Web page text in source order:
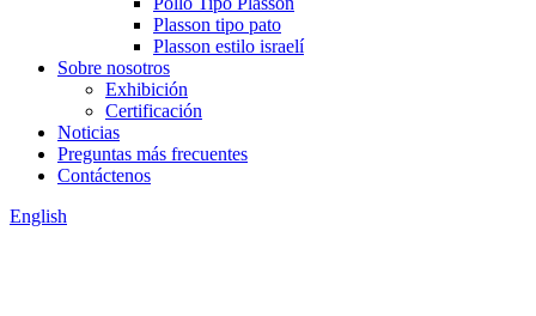
Plasson tipo pato
Plasson estilo israelí
Sobre nosotros
Exhibición
Certificación
Noticias
Preguntas más frecuentes
Contáctenos
English